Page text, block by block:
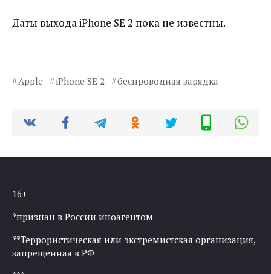
Даты выхода iPhone SE 2 пока не известны.
Apple iPhone SE 2 беспроводная зарядка
16+
*признан в России иноагентом
**Террористическая или экстремистская организация,
запрещенная в РФ